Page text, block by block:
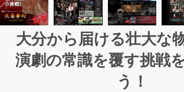
大分から届ける壮大な
演劇の常識を覆す挑戦
う！